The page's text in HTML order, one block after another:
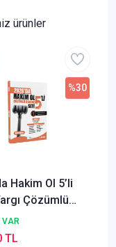
ürünler
Hakim Ol 5’li
Çözümlü
Seti
VAR
%30
TL